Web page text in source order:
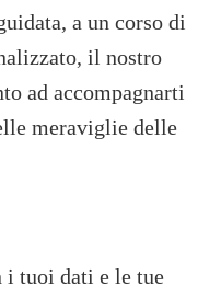
a un corso di
il nostro
ad accompagnarti
meraviglie delle
tuoi dati e le tue